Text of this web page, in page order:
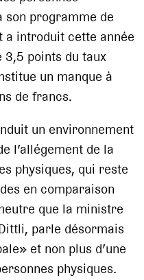
son programme de
a introduit cette année
points du taux
un manque à
de francs.
un environnement
l’allégement de la
physiques, qui reste
en comparaison
que la ministre
parle désormais
et non plus d’une
physiques.